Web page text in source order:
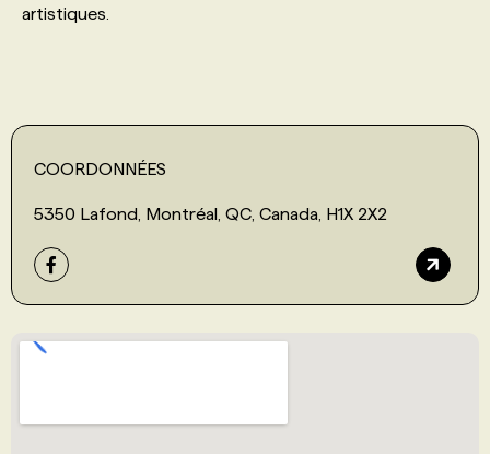
FAQ
artistiques.
COORDONNÉES
5350 Lafond, Montréal, QC, Canada, H1X 2X2